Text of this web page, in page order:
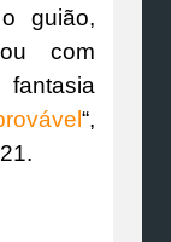
guião,
com
“,